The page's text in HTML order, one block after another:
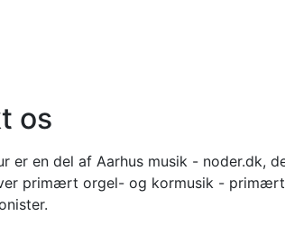
os
er en del af Aarhus musik - noder.dk,
primært orgel- og kormusik -